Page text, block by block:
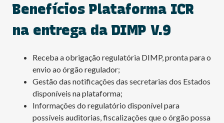
Benefícios Plataforma ICR
na entrega da DIMP V.9
Receba a obrigação regulatória DIMP, pronta para o
envio ao órgão regulador;
Gestão das notificações das secretarias dos Estados
disponíveis na plataforma;
Informações do regulatório disponível para
possíveis auditorias, fiscalizações que o órgão possa